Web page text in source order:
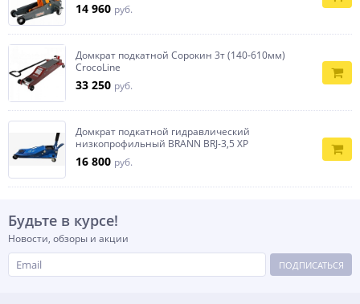
14 960 руб.
Домкрат подкатной Сорокин 3т (140-610мм)
CrocoLine
33 250 руб.
Домкрат подкатной гидравлический
низкопрофильный BRANN BRJ-3,5 XP
16 800 руб.
Будьте в курсе!
Новости, обзоры и акции
ПОДПИСАТЬСЯ